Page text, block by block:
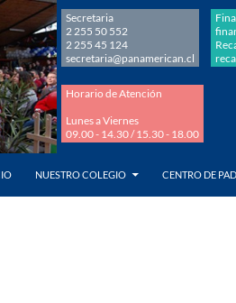
Secretaria
2 255 50 552
2 255 45 124
secretaria@panamerican.cl
Horario de Atención
Lunes a Viernes
09.00 - 14.30 / 15.30 - 18.00
NUESTRO COLEGIO CENTRO DE